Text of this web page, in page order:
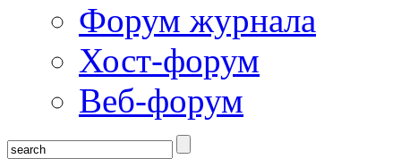
Форум журнала
Хост-форум
Веб-форум